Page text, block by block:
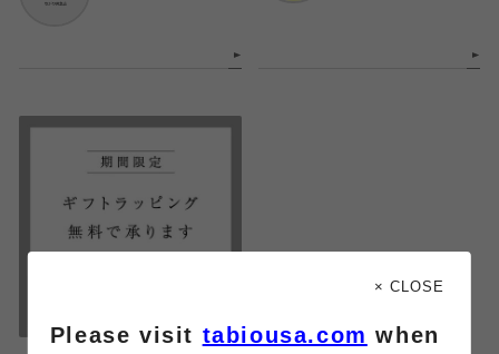
× CLOSE
Please visit tabiousa.com when